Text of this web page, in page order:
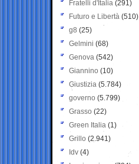
Fratelli d'Italia (291)
Futuro e Libertà (510)
g8 (25)
Gelmini (68)
Genova (542)
Giannino (10)
Giustizia (5.784)
governo (5.799)
Grasso (22)
Green Italia (1)
Grillo (2.941)
Idv (4)